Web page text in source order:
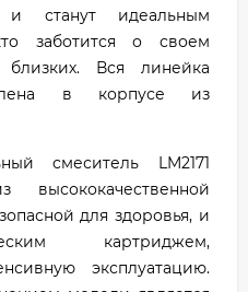
станут идеальным
заботится о своем
Вся линейка
в корпусе из
смеситель LM2171
для здоровья, и
картриджем,
эксплуатацию.